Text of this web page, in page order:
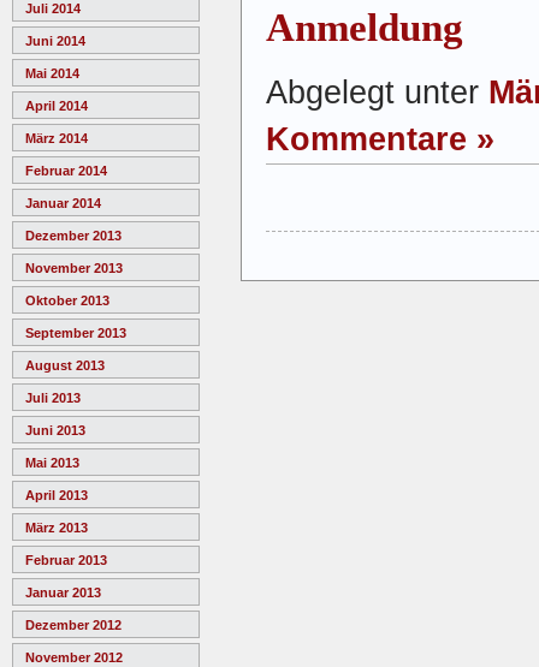
Juli 2014
Juni 2014
Mai 2014
April 2014
März 2014
Februar 2014
Januar 2014
Dezember 2013
November 2013
Oktober 2013
September 2013
August 2013
Juli 2013
Juni 2013
Mai 2013
April 2013
März 2013
Februar 2013
Januar 2013
Dezember 2012
November 2012
Anmeldung
Abgelegt unter
Kommentare »